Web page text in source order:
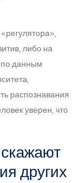
либо на
по данным
распознавания
уверен, что
других